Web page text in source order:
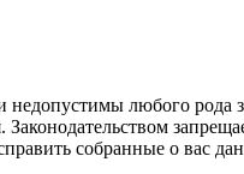
любого рода
собранные о вас